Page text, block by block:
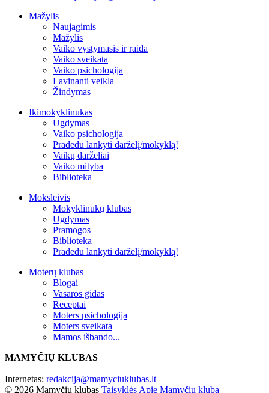
Mažylis
Naujagimis
Mažylis
Vaiko vystymasis ir raida
Vaiko sveikata
Vaiko psichologija
Lavinanti veikla
Žindymas
Ikimokyklinukas
Ugdymas
Vaiko psichologija
Pradedu lankyti darželį/mokyklą!
Vaikų darželiai
Vaiko mityba
Biblioteka
Moksleivis
Mokyklinukų klubas
Ugdymas
Pramogos
Biblioteka
Pradedu lankyti darželį/mokyklą!
Moterų klubas
Blogai
Vasaros gidas
Receptai
Moters psichologija
Moters sveikata
Mamos išbando...
MAMYČIŲ KLUBAS
Internetas: redakcija@mamyciuklubas.lt
© 2026 Mamyčių klubas Taisyklės Apie Mamyčių klubą